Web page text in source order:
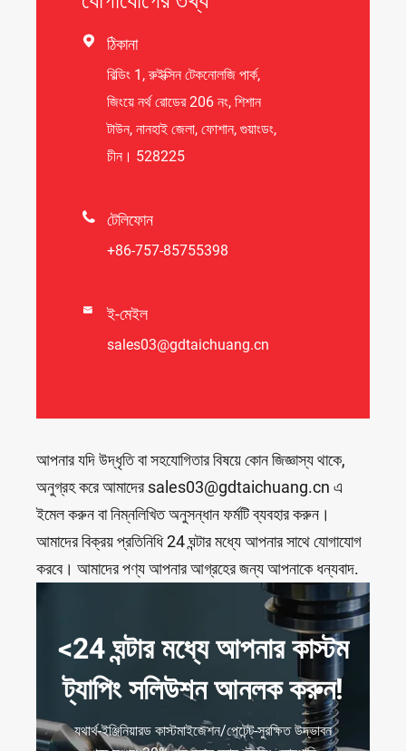
 ঠিকানা
বিল্ডিং 1, রুইক্সিন টেকনোলজি পার্ক,
জিংয়ে নর্থ রোডের 206 নং, শিশান
টাউন, নানহাই জেলা, ফোশান, গুয়াংডং,
চীন। 528225
 টেলিফোন
+86-757-85755398
 ই-মেইল
sales03@gdtaichuang.cn
আপনার যদি উদ্ধৃতি বা সহযোগিতার বিষয়ে কোন জিজ্ঞাস্য থাকে,
অনুগ্রহ করে আমাদের sales03@gdtaichuang.cn এ
ইমেল করুন বা নিম্নলিখিত অনুসন্ধান ফর্মটি ব্যবহার করুন।
আমাদের বিক্রয় প্রতিনিধি 24 ঘন্টার মধ্যে আপনার সাথে যোগাযোগ
করবে। আমাদের পণ্য আপনার আগ্রহের জন্য আপনাকে ধন্যবাদ.
<24 ঘন্টার মধ্যে আপনার কাস্টম
ট্যাপিং সলিউশন আনলক করুন!
যথার্থ-ইঞ্জিনিয়ারড কাস্টমাইজেশন/পেটেন্ট-সুরক্ষিত উদ্ভাবন